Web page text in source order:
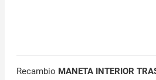
Recambio MANETA INTERIOR